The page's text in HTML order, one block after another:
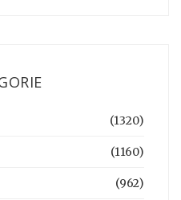
(1320)
(1160)
(962)